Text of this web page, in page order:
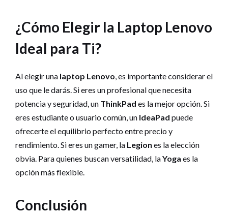
¿Cómo Elegir la Laptop Lenovo
Ideal para Ti?
Al elegir una laptop Lenovo, es importante considerar el
uso que le darás. Si eres un profesional que necesita
potencia y seguridad, un ThinkPad es la mejor opción. Si
eres estudiante o usuario común, un IdeaPad puede
ofrecerte el equilibrio perfecto entre precio y
rendimiento. Si eres un gamer, la Legion es la elección
obvia. Para quienes buscan versatilidad, laYoga es la
opción más flexible.
Conclusión